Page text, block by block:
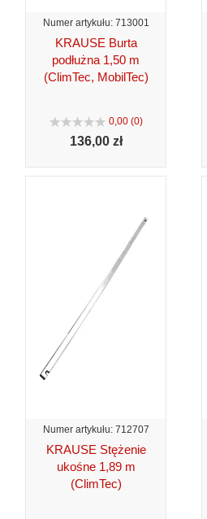
Numer artykułu: 713001
KRAUSE Burta
podłużna 1,50 m
(ClimTec, MobilTec)
0,00 (0)
136,00 zł
Numer artykułu: 712707
KRAUSE Stężenie
ukośne 1,89 m
(ClimTec)